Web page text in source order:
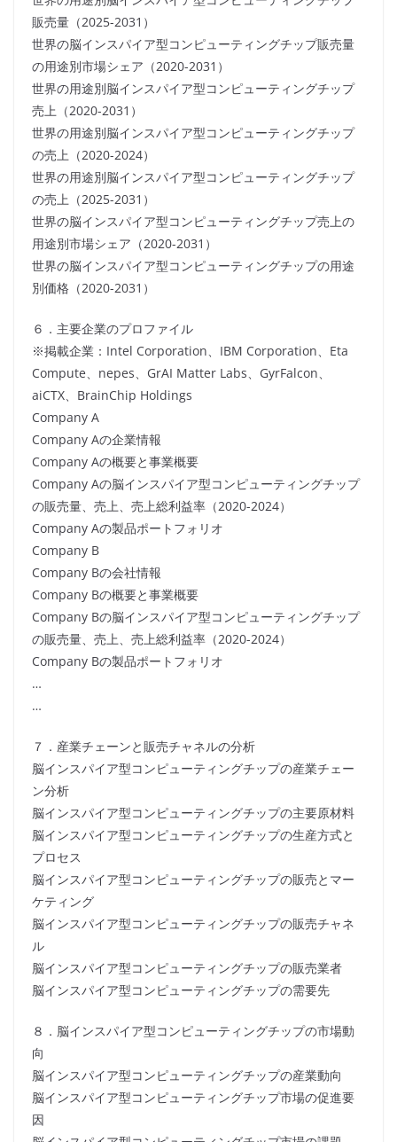
販売量（2025-2031）
世界の脳インスパイア型コンピューティングチップ販売量
の用途別市場シェア（2020-2031）
世界の用途別脳インスパイア型コンピューティングチップ
売上（2020-2031）
世界の用途別脳インスパイア型コンピューティングチップ
の売上（2020-2024）
世界の用途別脳インスパイア型コンピューティングチップ
の売上（2025-2031）
世界の脳インスパイア型コンピューティングチップ売上の
用途別市場シェア（2020-2031）
世界の脳インスパイア型コンピューティングチップの用途
別価格（2020-2031）
６．主要企業のプロファイル
※掲載企業：Intel Corporation、IBM Corporation、Eta
Compute、nepes、GrAI Matter Labs、GyrFalcon、
aiCTX、BrainChip Holdings
Company A
Company Aの企業情報
Company Aの概要と事業概要
Company Aの脳インスパイア型コンピューティングチップ
の販売量、売上、売上総利益率（2020-2024）
Company Aの製品ポートフォリオ
Company B
Company Bの会社情報
Company Bの概要と事業概要
Company Bの脳インスパイア型コンピューティングチップ
の販売量、売上、売上総利益率（2020-2024）
Company Bの製品ポートフォリオ
…
…
７．産業チェーンと販売チャネルの分析
脳インスパイア型コンピューティングチップの産業チェー
ン分析
脳インスパイア型コンピューティングチップの主要原材料
脳インスパイア型コンピューティングチップの生産方式と
プロセス
脳インスパイア型コンピューティングチップの販売とマー
ケティング
脳インスパイア型コンピューティングチップの販売チャネ
ル
脳インスパイア型コンピューティングチップの販売業者
脳インスパイア型コンピューティングチップの需要先
８．脳インスパイア型コンピューティングチップの市場動
向
脳インスパイア型コンピューティングチップの産業動向
脳インスパイア型コンピューティングチップ市場の促進要
因